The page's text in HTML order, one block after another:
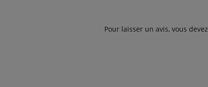
Pour laisser un avis, vous devez